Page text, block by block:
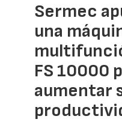
Sermec
una
FS 10000
aumentar